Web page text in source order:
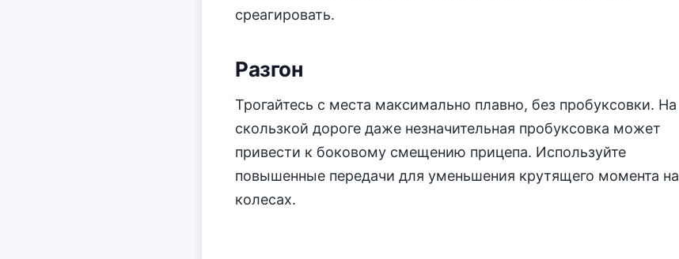
среагировать.
Разгон
Трогайтесь с места максимально плавно, без пробуксовки. На
скользкой дороге даже незначительная пробуксовка может
привести к боковому смещению прицепа. Используйте
повышенные передачи для уменьшения крутящего момента на
колесах.